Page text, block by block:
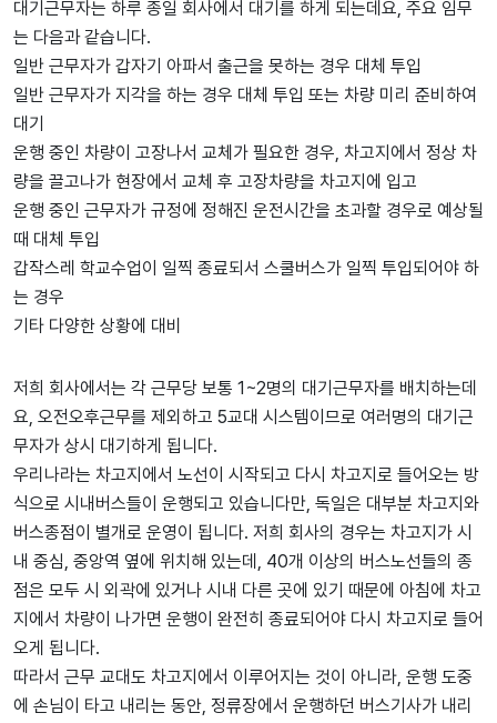
대기근무자는 하루 종일 회사에서 대기를 하게 되는데요, 주요 임무
는 다음과 같습니다.
일반 근무자가 갑자기 아파서 출근을 못하는 경우 대체 투입
일반 근무자가 지각을 하는 경우 대체 투입 또는 차량 미리 준비하여
대기
운행 중인 차량이 고장나서 교체가 필요한 경우, 차고지에서 정상 차
량을 끌고나가 현장에서 교체 후 고장차량을 차고지에 입고
운행 중인 근무자가 규정에 정해진 운전시간을 초과할 경우로 예상될
때 대체 투입
갑작스레 학교수업이 일찍 종료되서 스쿨버스가 일찍 투입되어야 하
는 경우
기타 다양한 상황에 대비
저희 회사에서는 각 근무당 보통 1~2명의 대기근무자를 배치하는데
요, 오전오후근무를 제외하고 5교대 시스템이므로 여러명의 대기근
무자가 상시 대기하게 됩니다.
우리나라는 차고지에서 노선이 시작되고 다시 차고지로 들어오는 방
식으로 시내버스들이 운행되고 있습니다만, 독일은 대부분 차고지와
버스종점이 별개로 운영이 됩니다. 저희 회사의 경우는 차고지가 시
내 중심, 중앙역 옆에 위치해 있는데, 40개 이상의 버스노선들의 종
점은 모두 시 외곽에 있거나 시내 다른 곳에 있기 때문에 아침에 차고
지에서 차량이 나가면 운행이 완전히 종료되어야 다시 차고지로 들어
오게 됩니다.
따라서 근무 교대도 차고지에서 이루어지는 것이 아니라, 운행 도중
에 손님이 타고 내리는 동안, 정류장에서 운행하던 버스기사가 내리